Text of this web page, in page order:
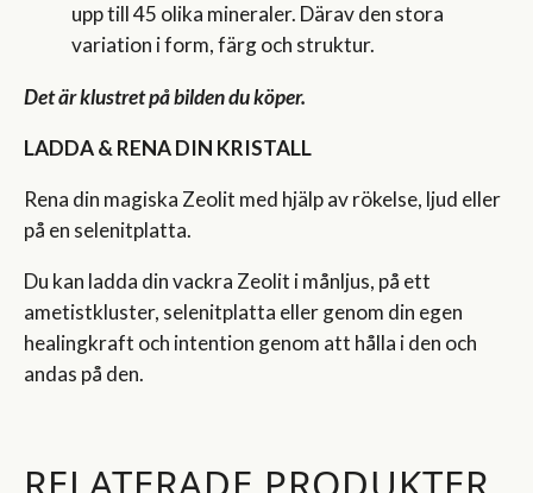
upp till 45 olika mineraler. Därav den stora
variation i form, färg och struktur.
Det är klustret på bilden du köper.
LADDA & RENA DIN KRISTALL
Rena din magiska Zeolit med hjälp av rökelse, ljud eller
på en selenitplatta.
Du kan ladda din vackra Zeolit i månljus, på ett
ametistkluster, selenitplatta eller genom din egen
healingkraft och intention genom att hålla i den och
andas på den.